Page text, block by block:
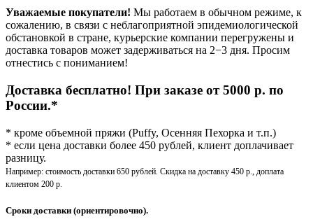
Уважаемые покупатели! Мы работаем в обычном режиме, к
сожалению, в связи с неблагоприятной эпидемиологической
обстановкой в стране, курьерские компании перегружены и
доставка товаров может задерживаться на 2−3 дня. Просим
отнестись с пониманием!
Доставка бесплатно! При заказе от 5000 р. по
России.*
* кроме объемной пряжи (Puffy, Осенняя Пехорка и т.п.)
* если цена доставки более 450 рублей, клиент доплачивает
разницу.
Например: стоимость доставки 650 рублей. Скидка на доставку 450 р., доплата
клиентом 200 р.
Сроки доставки (ориентировочно).